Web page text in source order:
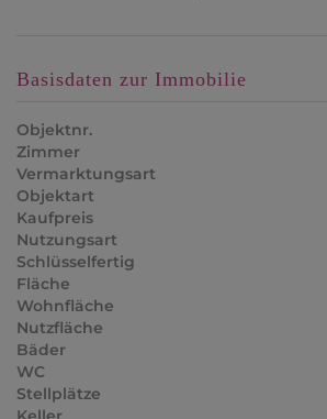
Basisdaten zur Immobilie
Objektnr.
Zimmer
Vermarktungsart
Objektart
Kaufpreis
Nutzungsart
Schlüsselfertig
Fläche
Wohnfläche
Nutzfläche
Bäder
WC
Stellplätze